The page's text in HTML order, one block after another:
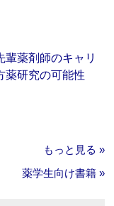
輩薬剤師のキャリ
薬研究の可能性
もっと見る »
薬学生向け書籍 »